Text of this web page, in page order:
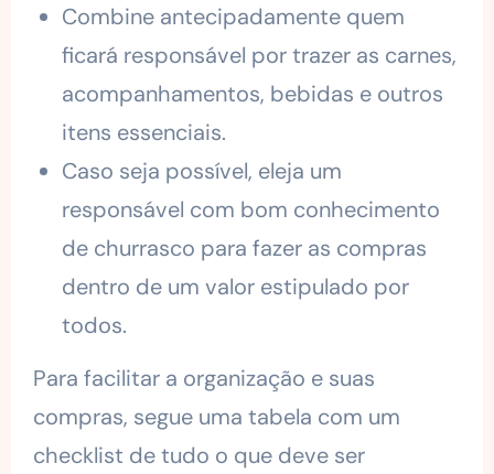
Combine antecipadamente quem
ficará responsável por trazer as carnes,
acompanhamentos, bebidas e outros
itens essenciais.
Caso seja possível, eleja um
responsável com bom conhecimento
de churrasco para fazer as compras
dentro de um valor estipulado por
todos.
Para facilitar a organização e suas
compras, segue uma tabela com um
checklist de tudo o que deve ser